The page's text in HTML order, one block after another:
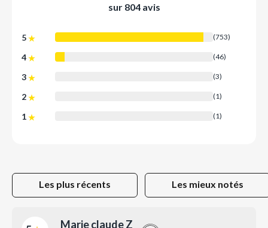
sur 804 avis
5 (753)
4 (46)
3 (3)
2 (1)
1 (1)
Les plus récents Les mieux notés
Marie claude Z